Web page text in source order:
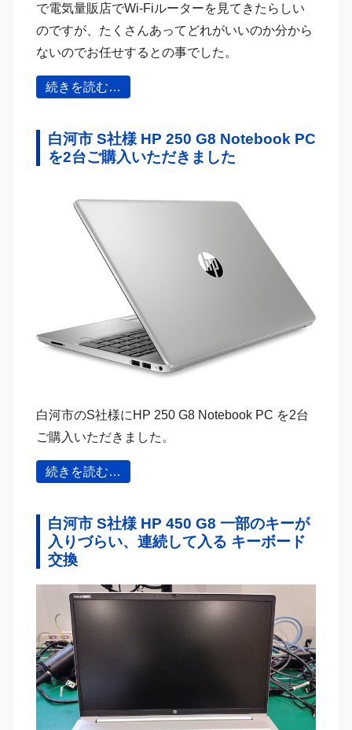
で電気量販店でWi-Fiルーターを見てきたらしい
のですが、たくさんあってどれがいいのか分から
ないのでお任せするとの事でした。
続きを読む…
白河市 S社様 HP 250 G8 Notebook PC
を2台ご購入いただきました
白河市のS社様にHP 250 G8 Notebook PC を2台
ご購入いただきました。
続きを読む…
白河市 S社様 HP 450 G8 一部のキーが
入りづらい、連続して入る キーボード
交換